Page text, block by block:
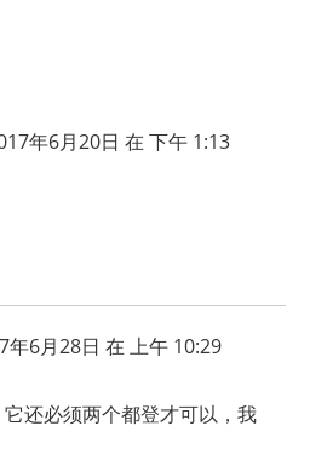
年6月20日 在 下午 1:13
年6月28日 在 上午 10:29
还必须两个都登才可以，我